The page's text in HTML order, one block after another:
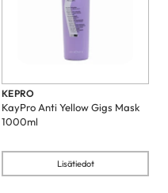
KEPRO
KayPro Anti Yellow Gigs Mask
1000ml
Lisätiedot